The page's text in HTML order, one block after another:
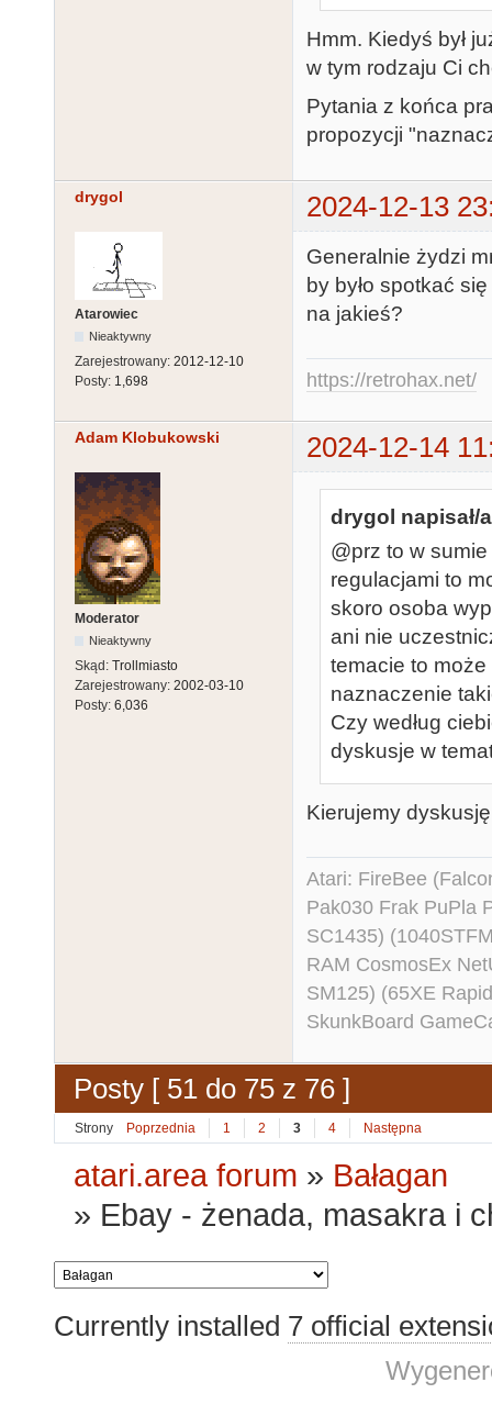
Hmm. Kiedyś był
w tym rodzaju Ci
Pytania z końca
propozycji
drygol 2024-12-13
Atarowiec
Nieaktywny
Zarejestrowany: 2012-12-10
Posty: 1,698
Generalnie żydzi
by było spotkać
na jakieś?
https://retrohax.net/
Adam Klobukowski 2024-12-14
Moderator
Nieaktywny
Skąd: Trollmiasto
Zarejestrowany: 2002-03-10
Posty: 6,036
drygol napisał/
@prz to w
regulacjami to
skoro osoba
ani nie
temacie to
naznaczenie
Czy według
dyskusje w
Kierujemy
Atari: FireBee
Pak030 Frak PuPla
SC1435)
RAM CosmosEx
SM125) (65XE
SkunkBoard
Posty [ 51 do 75 z 76 ]
Strony Poprzednia 1 2 3 4 Następna
atari.area forum » Bałagan
» Ebay - żenada, masakra i
Currently installed 7 official